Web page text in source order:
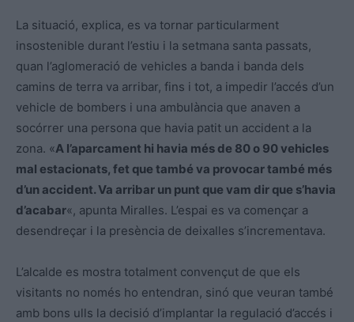
La situació, explica, es va tornar particularment
insostenible durant l’estiu i la setmana santa passats,
quan l’aglomeració de vehicles a banda i banda dels
camins de terra va arribar, fins i tot, a impedir l’accés d’un
vehicle de bombers i una ambulància que anaven a
socórrer una persona que havia patit un accident a la
zona. «A l’aparcament hi havia més de 80 o 90 vehicles
mal estacionats, fet que també va provocar també més
d’un accident. Va arribar un punt que vam dir que s’havia
d’acabar«, apunta Miralles. L’espai es va començar a
desendreçar i la presència de deixalles s’incrementava.
L’alcalde es mostra totalment convençut de que els
visitants no només ho entendran, sinó que veuran també
amb bons ulls la decisió d’implantar la regulació d’accés i